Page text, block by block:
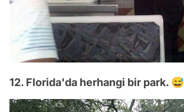
12. Florida'da herhangi bir park. 😅